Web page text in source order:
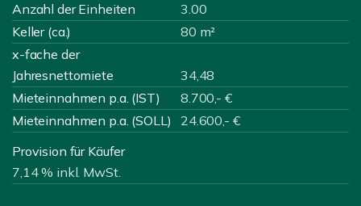
Anzahl der Einheiten
3.00
Keller (ca.)
80 m²
x-fache der
Jahresnettomiete
34,48
Mieteinnahmen p.a. (IST)
8.700,- €
Mieteinnahmen p.a. (SOLL)
24.600,- €
Provision für Käufer
7,14 % inkl. MwSt.